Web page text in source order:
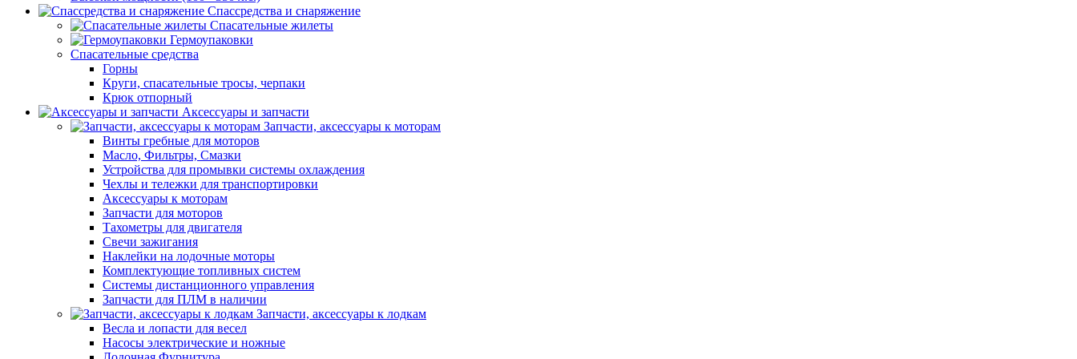
Спассредства и снаряжение
Спасательные жилеты
Гермоупаковки
Спасательные средства
Горны
Круги, спасательные тросы, черпаки
Крюк отпорный
Аксессуары и запчасти
Запчасти, аксессуары к моторам
Винты гребные для моторов
Масло, Фильтры, Смазки
Устройства для промывки системы охлаждения
Чехлы и тележки для транспортировки
Аксессуары к моторам
Запчасти для моторов
Тахометры для двигателя
Свечи зажигания
Наклейки на лодочные моторы
Комплектующие топливных систем
Системы дистанционного управления
Запчасти для ПЛМ в наличии
Запчасти, аксессуары к лодкам
Весла и лопасти для весел
Насосы электрические и ножные